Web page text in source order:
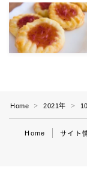
Home ＞ 2021年 ＞
Home サイト